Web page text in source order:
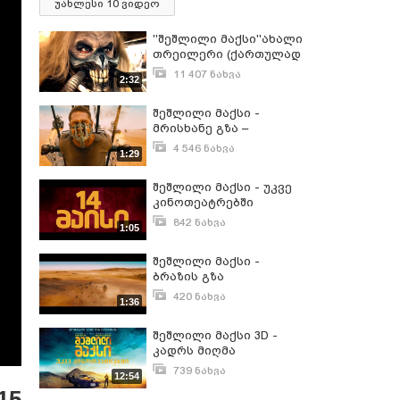
უახლესი 10 ვიდეო
2:32
''შეშლილი მაქსი''ახალი
თრეილერი (ქართულად
გახმოვანებული)
11 407 ნახვა
1:29
შეშლილი მაქსი -
მრისხანე გზა –
ოფიციალური
4 546 ნახვა
1:05
შეშლილი მაქსი - უკვე
კინოთეატრებში
842 ნახვა
1:36
შეშლილი მაქსი -
ბრაზის გზა
420 ნახვა
12:54
შეშლილი მაქსი 3D -
კადრს მიღმა
739 ნახვა